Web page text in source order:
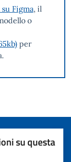
Figma, il
o
per
su questa